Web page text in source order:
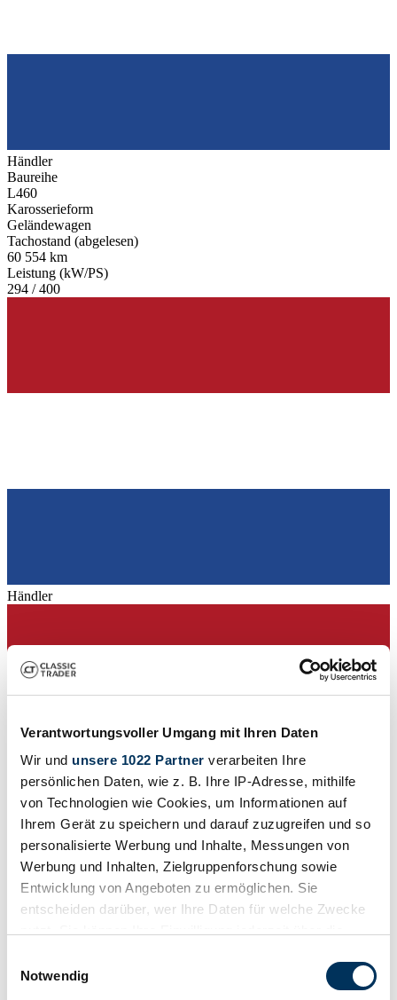
Verantwortungsvoller Umgang mit Ihren Daten
Wir und unsere 1022 Partner verarbeiten Ihre
persönlichen Daten, wie z. B. Ihre IP-Adresse, mithilfe
von Technologien wie Cookies, um Informationen auf
Ihrem Gerät zu speichern und darauf zuzugreifen und so
personalisierte Werbung und Inhalte, Messungen von
Werbung und Inhalten, Zielgruppenforschung sowie
Entwicklung von Angeboten zu ermöglichen. Sie
entscheiden darüber, wer Ihre Daten für welche Zwecke
Trigger Symbol ändern oder widerrufen
Notwendig
Händler
Baureihe
L460
Karosserieform
Geländewagen
Tachostand (abgelesen)
60 554 km
Leistung (kW/PS)
294 / 400
Händler
Händler
Abgelaufenes Inserat